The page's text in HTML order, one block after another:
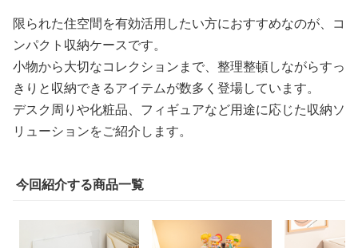
限られた住空間を有効活用したい方におすすめなのが、コ
ンパクト収納ケースです。
小物から大切なコレクションまで、整理整頓しながらすっ
きりと収納できるアイテムが数多く登場しています。
デスク周りや化粧品、フィギュアなど用途に応じた収納ソ
リューションをご紹介します。
今回紹介する商品一覧